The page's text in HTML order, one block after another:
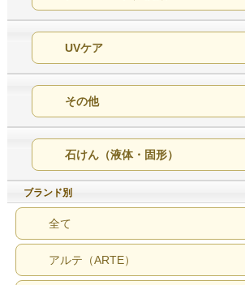
UVケア
その他
石けん（液体・固形）
ブランド別
全て
アルテ（ARTE）